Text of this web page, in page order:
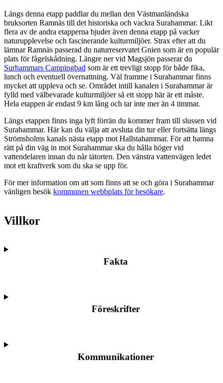
Längs denna etapp paddlar du mellan den Västmanländska
bruksorten Ramnäs till det historiska och vackra Surahammar. Likt
flera av de andra etapperna bjuder även denna etapp på vacker
naturupplevelse och fascinerande kulturmiljöer. Strax efter att du
lämnar Ramnäs passerad du naturreservatet Gnien som är en populär
plats för fågelskådning. Längre ner vid Magsjön passerar du
Surhammars Campingbad som är ett trevligt stopp för både fika,
lunch och eventuell övernattning. Väl framme i Surahammar finns
mycket att uppleva och se. Området intill kanalen i Surahammar är
fylld med välbevarade kulturmiljöer så ett stopp här är ett måste.
Hela etappen är endast 9 km lång och tar inte mer än 4 timmar.
Längs etappen finns inga lyft förrän du kommer fram till slussen vid
Surahammar. Här kan du välja att avsluta din tur eller fortsätta längs
Strömsholms kanals nästa etapp mot Hallstahammar. För att hamna
rätt på din väg in mot Surahammar ska du hålla höger vid
vattendelaren innan du når tätorten. Den vänstra vattenvägen ledet
mot ett kraftverk som du ska se upp för.
För mer information om att som finns att se och göra i Surahammar
vänligen besök kommunen webbplats för besökare.
Villkor
Fakta
Föreskrifter
Kommunikationer